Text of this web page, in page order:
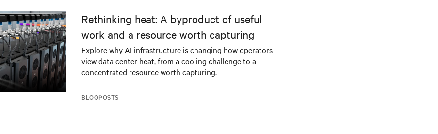
BLOGPOSTS
Rethinking heat: A byproduct of useful
work and a resource worth capturing
Explore why AI infrastructure is changing how operators
view data center heat, from a cooling challenge to a
concentrated resource worth capturing.